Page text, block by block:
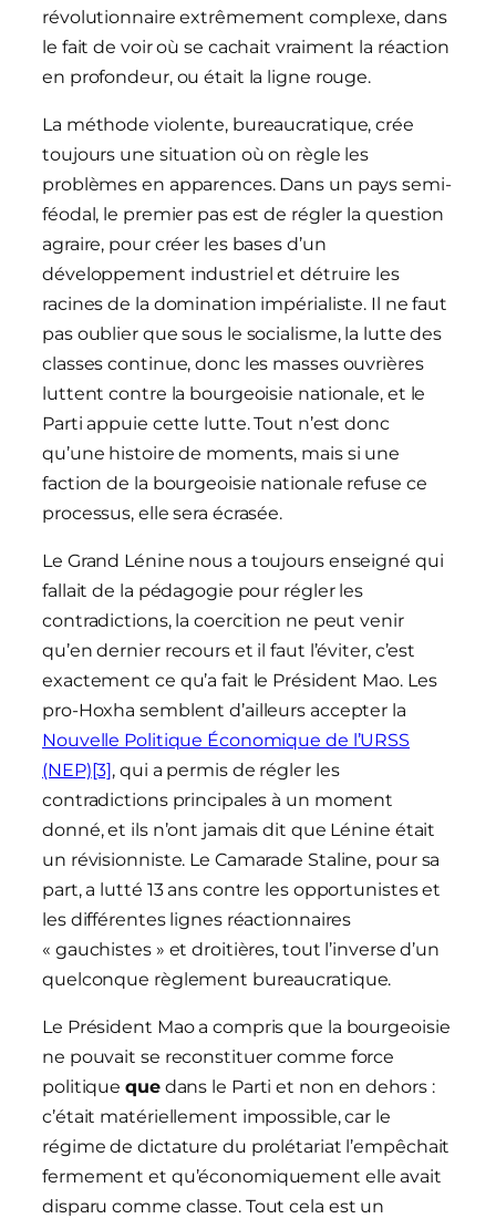
révolutionnaire extrêmement complexe, dans
le fait de voir où se cachait vraiment la réaction
en profondeur, ou était la ligne rouge.
La méthode violente, bureaucratique, crée
toujours une situation où on règle les
problèmes en apparences. Dans un pays semi-
féodal, le premier pas est de régler la question
agraire, pour créer les bases d’un
développement industriel et détruire les
racines de la domination impérialiste. Il ne faut
pas oublier que sous le socialisme, la lutte des
classes continue, donc les masses ouvrières
luttent contre la bourgeoisie nationale, et le
Parti appuie cette lutte. Tout n’est donc
qu’une histoire de moments, mais si une
faction de la bourgeoisie nationale refuse ce
processus, elle sera écrasée.
Le Grand Lénine nous a toujours enseigné qui
fallait de la pédagogie pour régler les
contradictions, la coercition ne peut venir
qu’en dernier recours et il faut l’éviter, c’est
exactement ce qu’a fait le Président Mao. Les
pro-Hoxha semblent d’ailleurs accepter la
Nouvelle Politique Économique de l’URSS
(NEP)[3], qui a permis de régler les
contradictions principales à un moment
donné, et ils n’ont jamais dit que Lénine était
un révisionniste. Le Camarade Staline, pour sa
part, a lutté 13 ans contre les opportunistes et
les différentes lignes réactionnaires
« gauchistes » et droitières, tout l’inverse d’un
quelconque règlement bureaucratique.
Le Président Mao a compris que la bourgeoisie
ne pouvait se reconstituer comme force
politiquequedans le Parti et non en dehors :
c’était matériellement impossible, car le
régime de dictature du prolétariat l’empêchait
fermement et qu’économiquement elle avait
disparu comme classe. Tout cela est un